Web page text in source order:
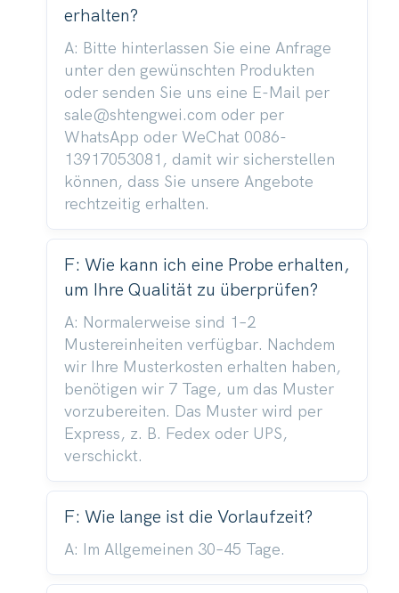
erhalten?
A: Bitte hinterlassen Sie eine Anfrage
unter den gewünschten Produkten
oder senden Sie uns eine E-Mail per
sale@shtengwei.com oder per
WhatsApp oder WeChat 0086-
13917053081, damit wir sicherstellen
können, dass Sie unsere Angebote
rechtzeitig erhalten.
F: Wie kann ich eine Probe erhalten,
um Ihre Qualität zu überprüfen?
A: Normalerweise sind 1–2
Mustereinheiten verfügbar. Nachdem
wir Ihre Musterkosten erhalten haben,
benötigen wir 7 Tage, um das Muster
vorzubereiten. Das Muster wird per
Express, z. B. Fedex oder UPS,
verschickt.
F: Wie lange ist die Vorlaufzeit?
A: Im Allgemeinen 30–45 Tage.